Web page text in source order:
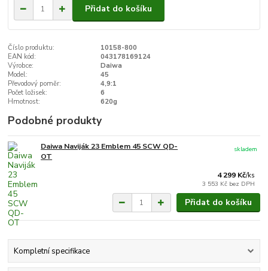
Přidat do košíku
Číslo produktu:
10158-800
EAN kód:
043178169124
Výrobce:
Daiwa
Model:
45
Převodový poměr:
4,9:1
Počet ložisek:
6
Hmotnost:
620g
Podobné produkty
Daiwa Naviják 23 Emblem 45 SCW QD-
OT
4 299 Kč/ks
3 553 Kč bez DPH
skladem
Přidat do košíku
Kompletní specifikace